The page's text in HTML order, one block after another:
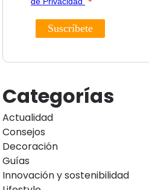
Categorías
Actualidad
Consejos
Decoración
Guías
Innovación y sostenibilidad